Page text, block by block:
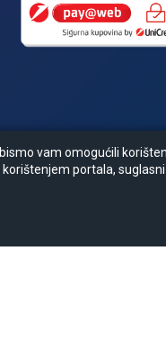
vam omogućili
portala,